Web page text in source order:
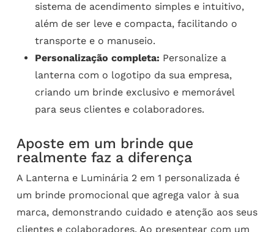
sistema de acendimento simples e intuitivo,
além de ser leve e compacta, facilitando o
transporte e o manuseio.
Personalização completa: Personalize a
lanterna com o logotipo da sua empresa,
criando um brinde exclusivo e memorável
para seus clientes e colaboradores.
Aposte em um brinde que
realmente faz a diferença
A Lanterna e Luminária 2 em 1 personalizada é
um brinde promocional que agrega valor à sua
marca, demonstrando cuidado e atenção aos seus
clientes e colaboradores. Ao presentear com um